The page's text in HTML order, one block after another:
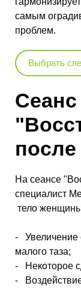
самым
проблем.
Выбрать
Сеанс
На сеансе
специалист
тело
- Увеличение
малого таза;
- Некоторое
-